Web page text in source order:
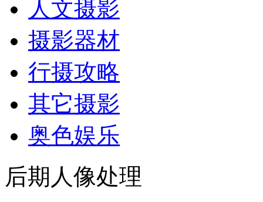
人文摄影
摄影器材
行摄攻略
其它摄影
奥色娱乐
后期人像处理